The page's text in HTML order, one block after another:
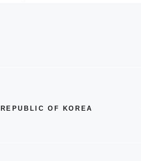
REPUBLIC OF KOREA